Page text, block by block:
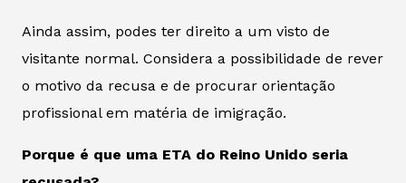
Ainda assim, podes ter direito a um visto de
visitante normal. Considera a possibilidade de rever
o motivo da recusa e de procurar orientação
profissional em matéria de imigração.
Porque é que uma ETA do Reino Unido seria